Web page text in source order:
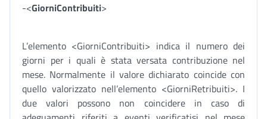
-<GiorniContribuiti>
L’elemento <GiorniContribuiti> indica il numero dei
giorni per i quali è stata versata contribuzione nel
mese. Normalmente il valore dichiarato coincide con
quello valorizzato nell’elemento <GiorniRetribuiti>. I
due valori possono non coincidere in caso di